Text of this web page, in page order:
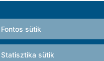
Fontos sütik
Statisztika sütik